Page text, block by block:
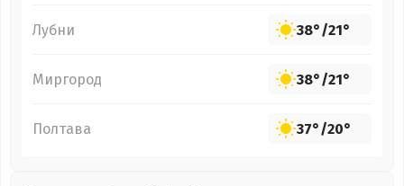
Лубни 38°/21°
Миргород 38°/21°
Полтава 37°/20°